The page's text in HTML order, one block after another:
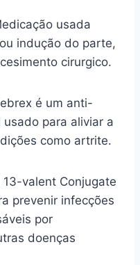
usada
indução do parte,
cirurgico.
é um anti-
para aliviar a
como artrite.
13-valent Conjugate
prevenir infecções
por
doenças